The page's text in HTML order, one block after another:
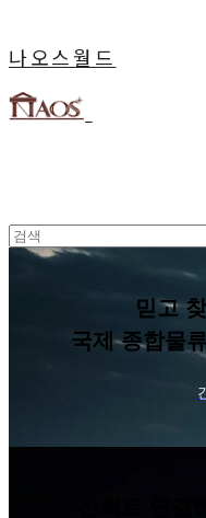
나오스월드
믿고
국제 종합물